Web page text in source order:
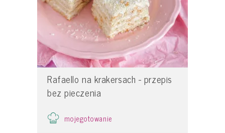
Rafaello na krakersach - przepis
bez pieczenia
mojegotowanie